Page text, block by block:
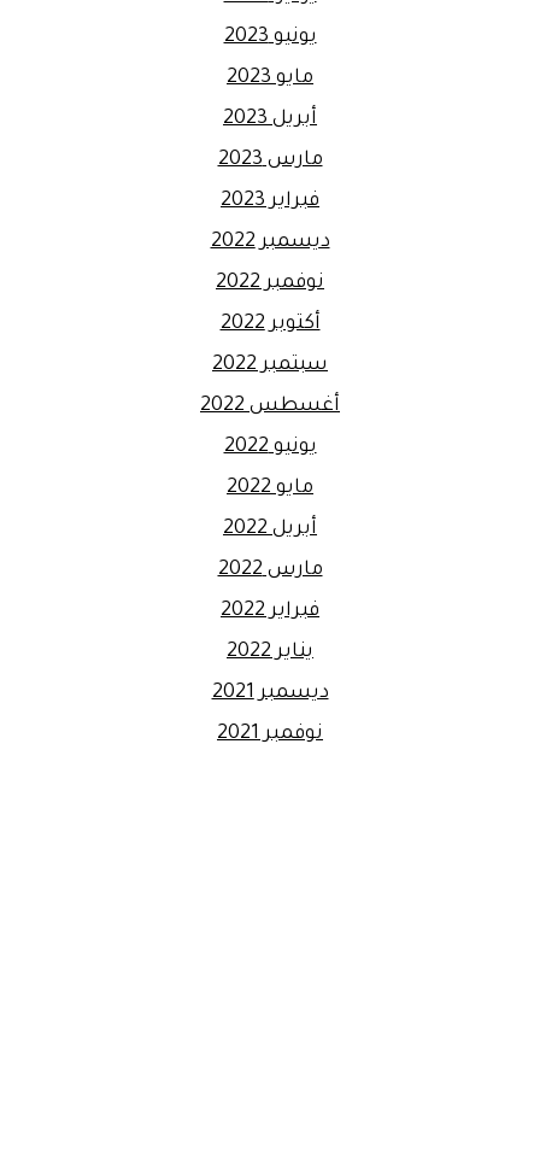
يونيو 2023
مايو 2023
أبريل 2023
مارس 2023
فبراير 2023
ديسمبر 2022
نوفمبر 2022
أكتوبر 2022
سبتمبر 2022
أغسطس 2022
يونيو 2022
مايو 2022
أبريل 2022
مارس 2022
فبراير 2022
يناير 2022
ديسمبر 2021
نوفمبر 2021